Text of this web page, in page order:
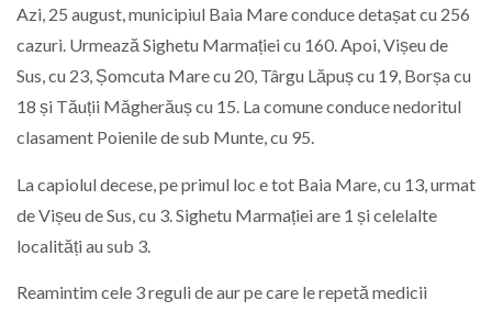
Azi, 25 august, municipiul Baia Mare conduce detașat cu 256
cazuri. Urmează Sighetu Marmației cu 160. Apoi, Vișeu de
Sus, cu 23, Șomcuta Mare cu 20, Târgu Lăpuș cu 19, Borșa cu
18 și Tăuții Măgherăuș cu 15. La comune conduce nedoritul
clasament Poienile de sub Munte, cu 95.
La capiolul decese, pe primul loc e tot Baia Mare, cu 13, urmat
de Vișeu de Sus, cu 3. Sighetu Marmației are 1 și celelalte
localități au sub 3.
Reamintim cele 3 reguli de aur pe care le repetă medicii